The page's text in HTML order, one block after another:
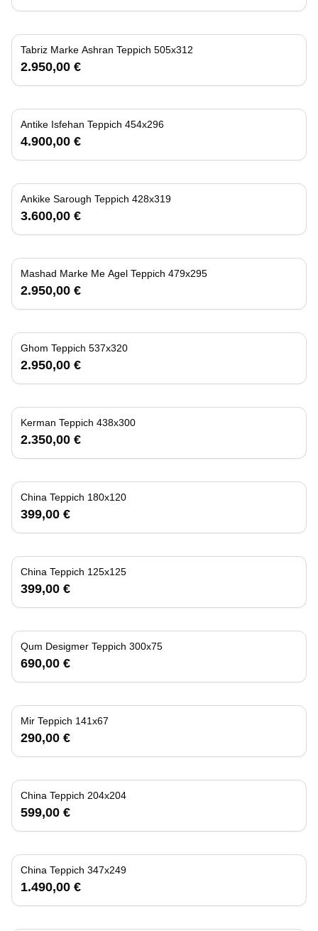
Tabriz Marke Ashran Teppich 505x312
2.950,00 €
Antike Isfehan Teppich 454x296
4.900,00 €
Ankike Sarough Teppich 428x319
3.600,00 €
Mashad Marke Me Agel Teppich 479x295
2.950,00 €
Ghom Teppich 537x320
2.950,00 €
Kerman Teppich 438x300
2.350,00 €
China Teppich 180x120
399,00 €
China Teppich 125x125
399,00 €
Qum Desigmer Teppich 300x75
690,00 €
Mir Teppich 141x67
290,00 €
China Teppich 204x204
599,00 €
China Teppich 347x249
1.490,00 €